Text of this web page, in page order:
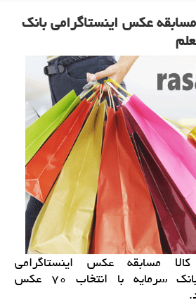
عكس اینستاگرامی بانك
مسابقه عكس اینستاگرامی
#معلم_محبوب_من بانك سرمایه با انتخاب ۷۰ عكس